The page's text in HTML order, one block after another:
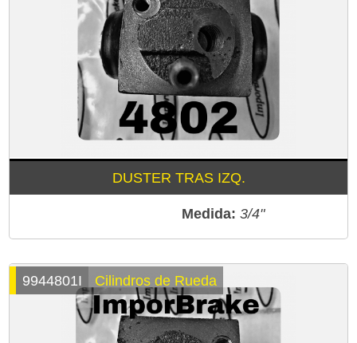
DUSTER TRAS IZQ.
Medida: 3/4"
9944801I Cilindros de Rueda